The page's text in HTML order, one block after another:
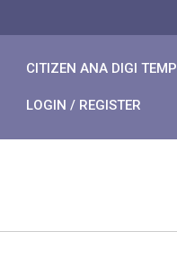
CITIZEN ANA DIGI TEMP
LOGIN / REGISTER